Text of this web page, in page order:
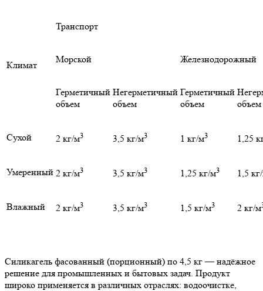
Климат
Транспорт
Морской Железнодорожный
Герметичный
объем
Негерметичный
объем
Герметичный
объем
объем
Сухой 2 кг/м3 3,5 кг/м3 1 кг/м3 1,25
Умеренный 2 кг/м3 3,5 кг/м3 1,25 кг/м3 1,5
Влажный 2 кг/м3 3,5 кг/м3 1,5 кг/м3 2 кг/м
Силикагель фасованный (порционный) по 4,5 кг — надёжное
решение для промышленных и бытовых задач. Продукт
широко применяется в различных отраслях: водоочистке,